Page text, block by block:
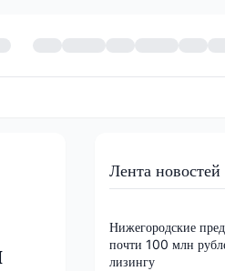
Лента новостей
Нижегородские
почти 100 млн
лизингу